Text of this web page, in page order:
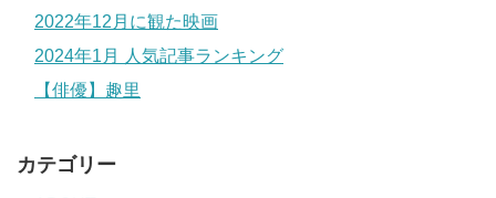
2022年12月に観た映画
2024年1月 人気記事ランキング
【俳優】趣里
カテゴリー